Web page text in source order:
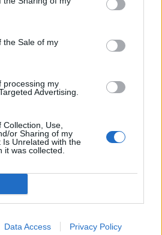
the Sale of my
processing my
Advertising.
Use,
or Sharing of my
Is Unrelated with the
it was collected.
Data Access Privacy Policy
ένταση μέχρι να το
αντιλαμβάνονται
ως τιμωρία.
θετικά και στη συζήτηση
από τον περιορισμό της
media για παιδιά κάτω
σωστή την
και τονίζοντας
η απαγόρευση, αλλά η
των παιδιών σε μια
τους
απορρήτου
X